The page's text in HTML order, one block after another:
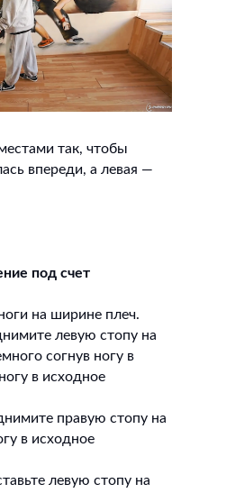
так, чтобы
впереди, а левая —
под счет
на ширине плеч.
левую стопу на
согнув ногу в
в исходное
правую стопу на
в исходное
левую стопу на